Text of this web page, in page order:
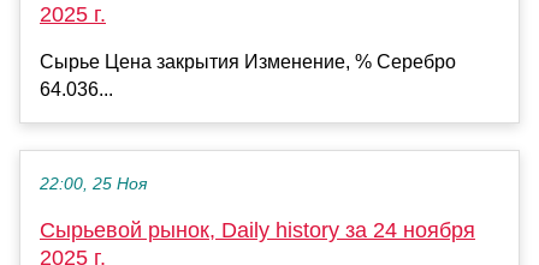
2025 г.
Сырье Цена закрытия Изменение, % Серебро
64.036...
22:00, 25 Ноя
Сырьевой рынок, Daily history за 24 ноября
2025 г.